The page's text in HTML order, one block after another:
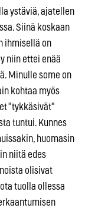
ystäviä, ajatellen
Siinä koskaan
ihmisellä on
niin ettei enää
Minulle some on
kohtaa myös
"tykkäsivät"
tuntui. Kunnes
huomasin
niitä edes
olisivat
tuolla ollessa